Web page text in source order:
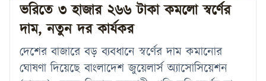
ভরিতে ৩ হাজার ২৬৬ টাকা কমলো স্বর্ণের
দাম, নতুন দর কার্যকর
দেশের বাজারে বড় ব্যবধানে স্বর্ণের দাম কমানোর
ঘোষণা দিয়েছে বাংলাদেশ জুয়েলার্স অ্যাসোসিয়েশন